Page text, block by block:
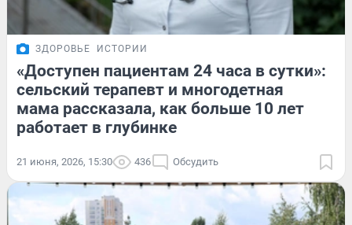
ЗДОРОВЬЕ ИСТОРИИ
«Доступен пациентам 24 часа в сутки»:
сельский терапевт и многодетная
мама рассказала, как больше 10 лет
работает в глубинке
21 июня, 2026, 15:30 436 Обсудить